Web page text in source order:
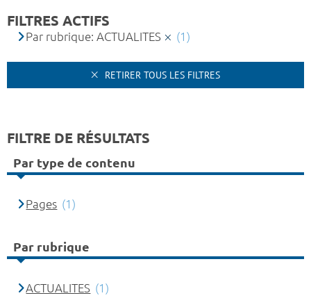
FILTRES ACTIFS
Par rubrique: ACTUALITES (1)
RETIRER TOUS LES FILTRES
FILTRE DE RÉSULTATS
Par type de contenu
Pages (1)
Par rubrique
ACTUALITES (1)